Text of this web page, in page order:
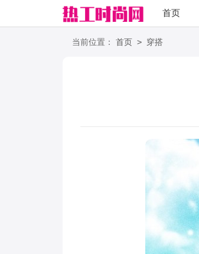
首页
当前位置： 首页 > 穿搭